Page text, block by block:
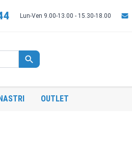
Lun-Ven 9.00-13.00 - 15.30-18.00
OUTLET